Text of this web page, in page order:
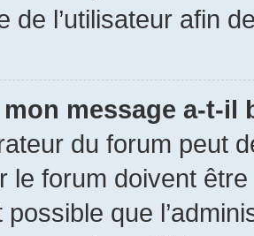
de l’utilisateur afin
message a-t-il
du forum peut
le forum doivent
possible que